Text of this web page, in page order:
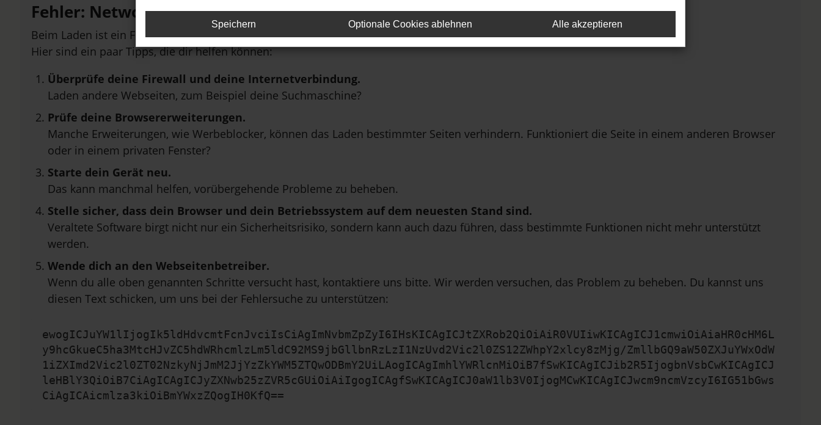
Fehler: Network Error
Beim Laden ist ein Fehler aufgetreten.
Hier sind ein paar Tipps, die dir helfen können:
Überprüfe deine Firewall und deine Internetverbindung.
Laden andere Webseiten, zum Beispiel deine Suchmaschine?
Prüfe deine Browsererweiterungen.
Manche Erweiterungen, wie Werbeblocker, können das Laden bestimmter Seiten verhindern. Funktioniert die Seite in einem anderen Browser
oder in einem privaten Fenster?
Starte dein Gerät neu.
Das kann manchmal helfen, vorübergehende Probleme zu beheben.
Stelle sicher, dass dein Browser und dein Betriebssystem auf dem neuesten Stand sind.
Veraltete Software birgt nicht nur ein Sicherheitsrisiko, sondern kann auch dazu führen, dass bestimmte Funktionen nicht mehr unterstützt
werden.
Wende dich an den Webseitenbetreiber.
Wenn du alle oben genannten Schritte versucht hast, kontaktiere uns bitte. Wir werden versuchen, das Problem zu beheben. Du kannst uns
diesen Text schicken, um uns bei der Fehlersuche zu unterstützen:
ewogICJuYW1lIjogIk5ldHdvcmtFcnJvciIsCiAgImNvbmZpZyI6IHsKICAgICJtZXRob2QiOiAiR0VUIiwKICAgICJ1cmwiOiAiaHR0cHM6L
y9hcGkueC5ha3MtcHJvZC5hdWRhcmlzLm5ldC92MS9jbGllbnRzLzI1NzUvd2Vic2l0ZS12ZWhpY2xlcy8zMjg/ZmllbGQ9aW50ZXJuYWxOdW
1iZXImd2Vic2l0ZT02NzkyNjJmM2JjYzZkYWM5ZTQwODBmY2UiLAogICAgImhlYWRlcnMiOiB7fSwKICAgICJib2R5IjogbnVsbCwKICAgICJ
leHBlY3QiOiB7CiAgICAgICJyZXNwb25zZVR5cGUiOiAiIgogICAgfSwKICAgICJ0aW1lb3V0IjogMCwKICAgICJwcm9ncmVzcyI6IG51bGws
CiAgICAicmlza3kiOiBmYWxzZQogIH0KfQ==
Speichern Optionale Cookies ablehnen Alle akzeptieren